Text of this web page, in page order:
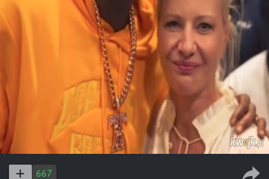
667